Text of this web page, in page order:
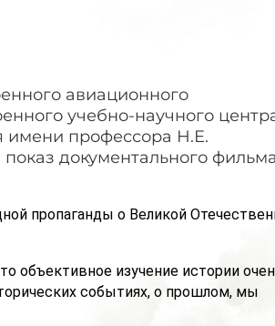
авиационного
учебно-научного
имени профессора Н.Е.
документального фильма
пропаганды о Великой
объективное изучение истории
событиях, о прошлом, мы